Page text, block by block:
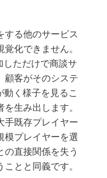
する他のサービス
化できません。
ただけで商談サ
顧客がそのシステ
く様子を見るこ
生み出します。
手既存プレイヤー
模プレイヤーを選
直接関係を失う
とと同義です。